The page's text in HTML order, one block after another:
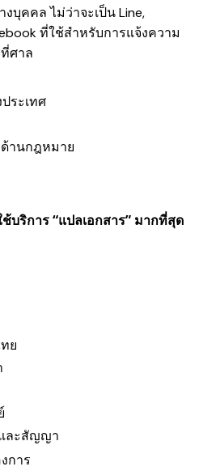
บุคคล ไม่ว่าจะเป็น Line,
ที่ใช้สำหรับการแจ้งความ
ศาล
ระเทศ
านกฎหมาย
บริการ “แปลเอกสาร” มากที่สุด
ย
ละสัญญา
การ